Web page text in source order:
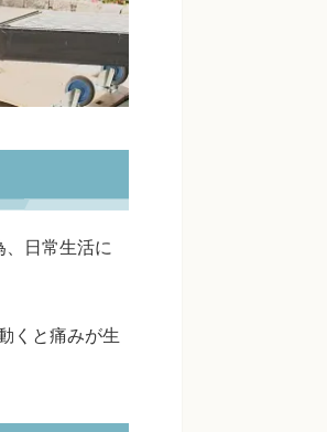
日常生活に
くと痛みが生